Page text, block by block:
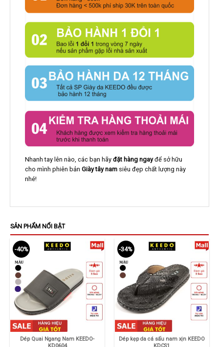
Nhanh tay lên nào, các bạn hãy đặt hàng ngayđể sở hữu
cho mình phiên bản Giày tây nam siêu đẹp chất lượng này
nhé!
SẢN PHẨM NỔI BẬT
-40%
Dép Quai Ngang Nam KEEDO-
KD0604
-34%
Dép kẹp da cá sấu nam xịn KEEDO
KDCS1